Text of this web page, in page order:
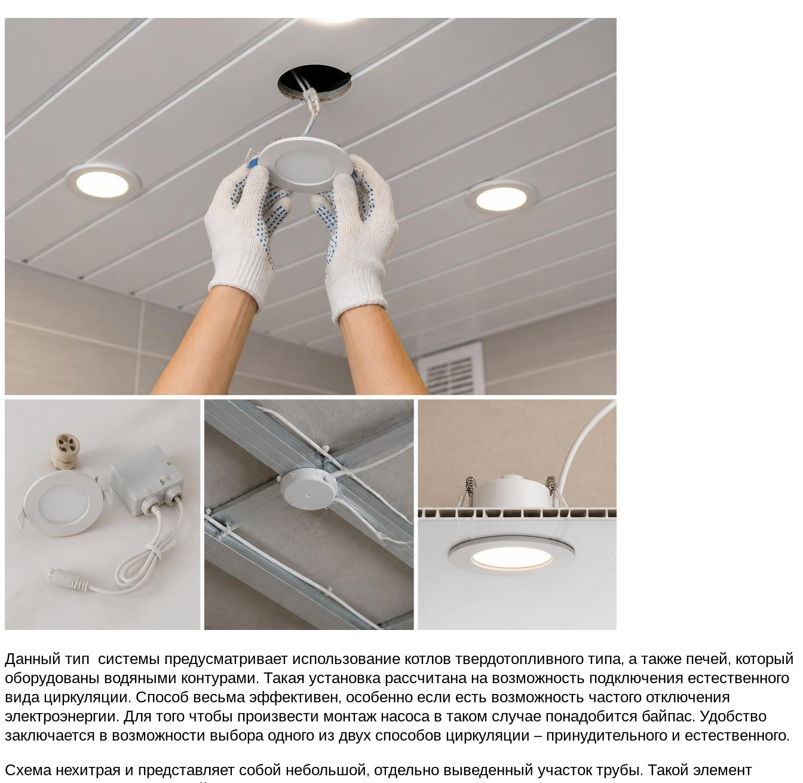
Данный тип системы предусматривает использование котлов твердотопливного типа, а также печей, который
оборудованы водяными контурами. Такая установка рассчитана на возможность подключения естественного
вида циркуляции. Способ весьма эффективен, особенно если есть возможность частого отключения
электроэнергии. Для того чтобы произвести монтаж насоса в таком случае понадобится байпас. Удобство
заключается в возможности выбора одного из двух способов циркуляции – принудительного и естественного.
Схема нехитрая и представляет собой небольшой, отдельно выведенный участок трубы. Такой элемент